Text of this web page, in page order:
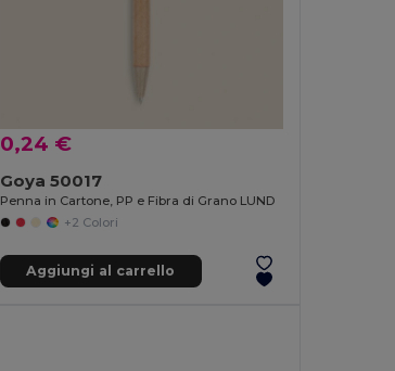
0,24 €
Goya 50017
Penna in Cartone, PP e Fibra di Grano LUND
+2 Colori
Aggiungi al carrello